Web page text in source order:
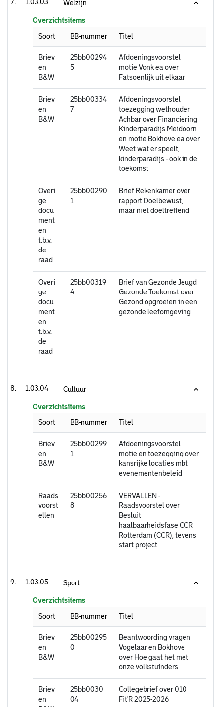
1.03.03 Welzijn
Overzichtsitems
Soort
BB-nummer Titel
Briev
en
B&W
25bb00294
5
Afdoeningsvoorstel
motie Vonk ea over
Fatsoenlijk uit elkaar
Briev
en
B&W
25bb00334
7
Afdoeningsvoorstel
toezegging wethouder
Achbar over Financiering
Kinderparadijs Meidoorn
en motie Bokhove ea over
Weet wat er speelt,
kinderparadijs - ook in de
toekomst
Overi
ge
docu
ment
en
t.b.v.
de
raad
25bb00290
1
Brief Rekenkamer over
rapport Doelbewust,
maar niet doeltreffend
Overi
ge
docu
ment
en
t.b.v.
de
raad
25bb00319
4
Brief van Gezonde Jeugd
Gezonde Toekomst over
Gezond opgroeien in een
gezonde leefomgeving
1.03.04 Cultuur
Overzichtsitems
Soort
BB-nummer Titel
Briev
en
B&W
25bb00299
1
Afdoeningsvoorstel
motie en toezegging over
kansrijke locaties mbt
evenementenbeleid
Raads
voorst
ellen
25bb00256
8
VERVALLEN -
Raadsvoorstel over
Besluit
haalbaarheidsfase CCR
Rotterdam (CCR), tevens
start project
1.03.05 Sport
Overzichtsitems
Soort
BB-nummer Titel
Briev
en
B&W
25bb00295
0
Beantwoording vragen
Vogelaar en Bokhove
over Hoe gaat het met
onze volkstuinders
Briev
en
25bb0030
04
Collegebrief over 010
Fit'R 2025-2026